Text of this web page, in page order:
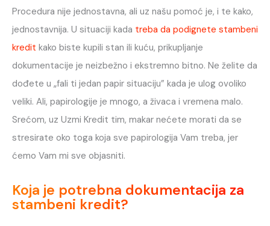
Procedura nije jednostavna, ali uz našu pomoć je, i te kako,
jednostavnija. U situaciji kada treba da podignete stambeni
kredit kako biste kupili stan ili kuću, prikupljanje
dokumentacije je neizbežno i ekstremno bitno. Ne želite da
dođete u „fali ti jedan papir situaciju” kada je ulog ovoliko
veliki. Ali, papirologije je mnogo, a živaca i vremena malo.
Srećom, uz Uzmi Kredit tim, makar nećete morati da se
stresirate oko toga koja sve papirologija Vam treba, jer
ćemo Vam mi sve objasniti.
Koja je potrebna dokumentacija za
stambeni kredit?